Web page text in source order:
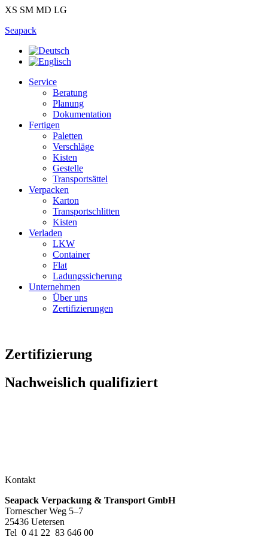
XS SM MD LG
Seapack
Service
Beratung
Planung
Dokumentation
Fertigen
Paletten
Verschläge
Kisten
Gestelle
Transportsättel
Verpacken
Karton
Transportschlitten
Kisten
Verladen
LKW
Container
Flat
Ladungssicherung
Unternehmen
Über uns
Zertifizierungen
Zertifizierung
Nachweislich qualifiziert
Kontakt
Seapack Verpackung & Transport GmbH
Tornescher Weg 5–7
25436 Uetersen
Tel 0 41 22 83 646 00